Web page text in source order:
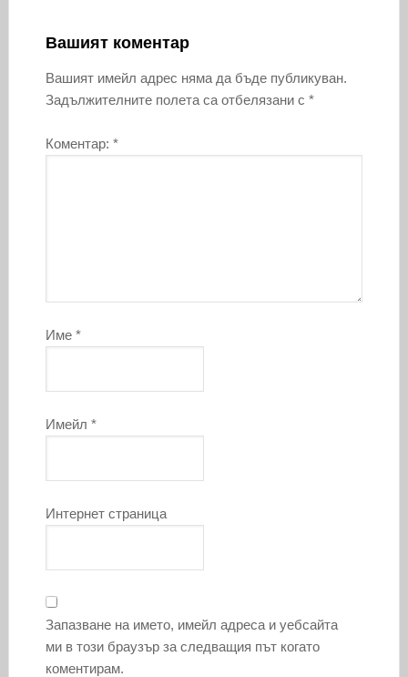
Вашият коментар
Вашият имейл адрес няма да бъде публикуван.
Задължителните полета са отбелязани с *
Коментар: *
Име *
Имейл *
Интернет страница
Запазване на името, имейл адреса и уебсайта
ми в този браузър за следващия път когато
коментирам.